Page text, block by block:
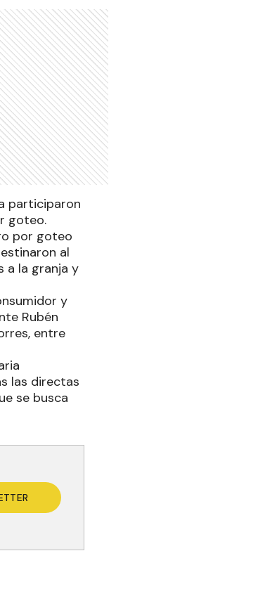
participaron
goteo.
por goteo
al
a la granja y
y
Rubén
entre
las directas
se busca